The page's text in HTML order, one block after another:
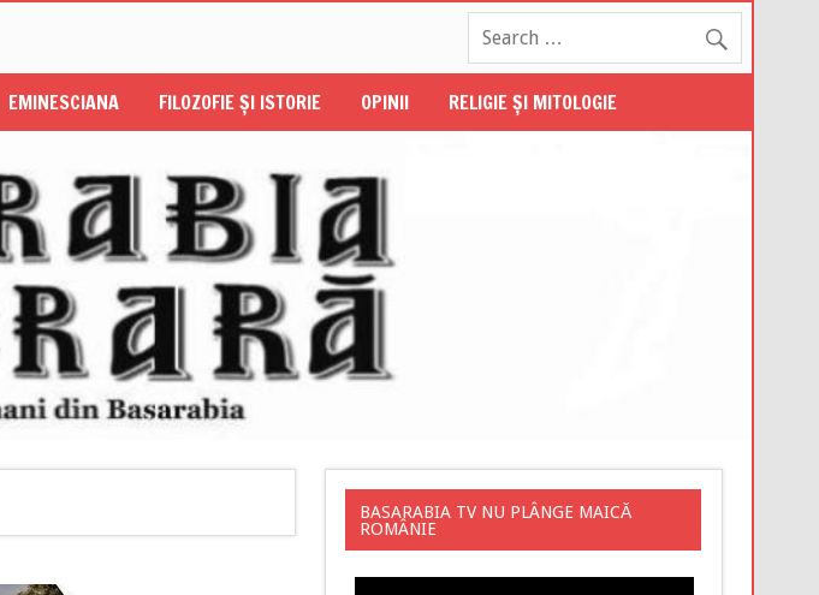
EMINESCIANA FILOZOFIE ŞI ISTORIE OPINII RELIGIE ŞI MITOLOGIE
BASARABIA TV NU PLÂNGE MAICĂ
ROMÂNIE